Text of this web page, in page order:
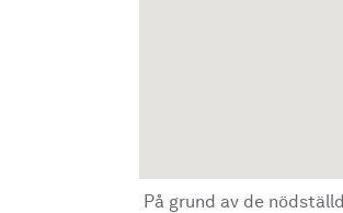
På grund av de